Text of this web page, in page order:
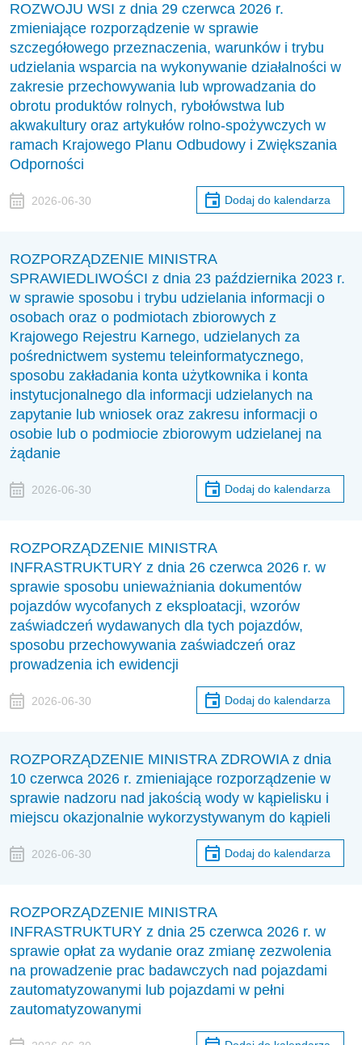
ROZWOJU WSI z dnia 29 czerwca 2026 r.
zmieniające rozporządzenie w sprawie
szczegółowego przeznaczenia, warunków i trybu
udzielania wsparcia na wykonywanie działalności w
zakresie przechowywania lub wprowadzania do
obrotu produktów rolnych, rybołówstwa lub
akwakultury oraz artykułów rolno-spożywczych w
ramach Krajowego Planu Odbudowy i Zwiększania
Odporności
2026-06-30 Dodaj do kalendarza
ROZPORZĄDZENIE MINISTRA
SPRAWIEDLIWOŚCI z dnia 23 października 2023 r.
w sprawie sposobu i trybu udzielania informacji o
osobach oraz o podmiotach zbiorowych z
Krajowego Rejestru Karnego, udzielanych za
pośrednictwem systemu teleinformatycznego,
sposobu zakładania konta użytkownika i konta
instytucjonalnego dla informacji udzielanych na
zapytanie lub wniosek oraz zakresu informacji o
osobie lub o podmiocie zbiorowym udzielanej na
żądanie
2026-06-30 Dodaj do kalendarza
ROZPORZĄDZENIE MINISTRA
INFRASTRUKTURY z dnia 26 czerwca 2026 r. w
sprawie sposobu unieważniania dokumentów
pojazdów wycofanych z eksploatacji, wzorów
zaświadczeń wydawanych dla tych pojazdów,
sposobu przechowywania zaświadczeń oraz
prowadzenia ich ewidencji
2026-06-30 Dodaj do kalendarza
ROZPORZĄDZENIE MINISTRA ZDROWIA z dnia
10 czerwca 2026 r. zmieniające rozporządzenie w
sprawie nadzoru nad jakością wody w kąpielisku i
miejscu okazjonalnie wykorzystywanym do kąpieli
2026-06-30 Dodaj do kalendarza
ROZPORZĄDZENIE MINISTRA
INFRASTRUKTURY z dnia 25 czerwca 2026 r. w
sprawie opłat za wydanie oraz zmianę zezwolenia
na prowadzenie prac badawczych nad pojazdami
zautomatyzowanymi lub pojazdami w pełni
zautomatyzowanymi